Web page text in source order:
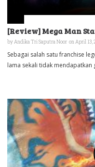
[Review] Mega Man
byAndika Tri Saputra Noor on April 13,
Sebagai salah satu franchise
lama sekali tidak mendapatkan